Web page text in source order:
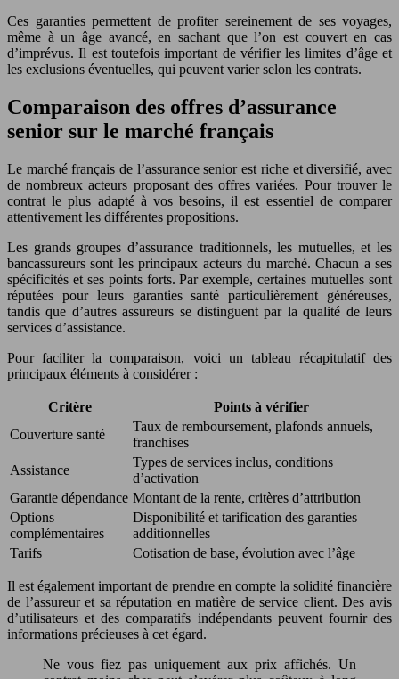
Ces garanties permettent de profiter sereinement de ses voyages,
même à un âge avancé, en sachant que l’on est couvert en cas
d’imprévus. Il est toutefois important de vérifier les limites d’âge et
les exclusions éventuelles, qui peuvent varier selon les contrats.
Comparaison des offres d’assurance
senior sur le marché français
Le marché français de l’assurance senior est riche et diversifié, avec
de nombreux acteurs proposant des offres variées. Pour trouver le
contrat le plus adapté à vos besoins, il est essentiel de comparer
attentivement les différentes propositions.
Les grands groupes d’assurance traditionnels, les mutuelles, et les
bancassureurs sont les principaux acteurs du marché. Chacun a ses
spécificités et ses points forts. Par exemple, certaines mutuelles sont
réputées pour leurs garanties santé particulièrement généreuses,
tandis que d’autres assureurs se distinguent par la qualité de leurs
services d’assistance.
Pour faciliter la comparaison, voici un tableau récapitulatif des
principaux éléments à considérer :
Critère
Points à vérifier
Couverture santé
Taux de remboursement, plafonds annuels,
franchises
Assistance
Types de services inclus, conditions
d’activation
Garantie dépendance Montant de la rente, critères d’attribution
Options
complémentaires
Disponibilité et tarification des garanties
additionnelles
Tarifs
Cotisation de base, évolution avec l’âge
Il est également important de prendre en compte la solidité financière
de l’assureur et sa réputation en matière de service client. Des avis
d’utilisateurs et des comparatifs indépendants peuvent fournir des
informations précieuses à cet égard.
Ne vous fiez pas uniquement aux prix affichés. Un